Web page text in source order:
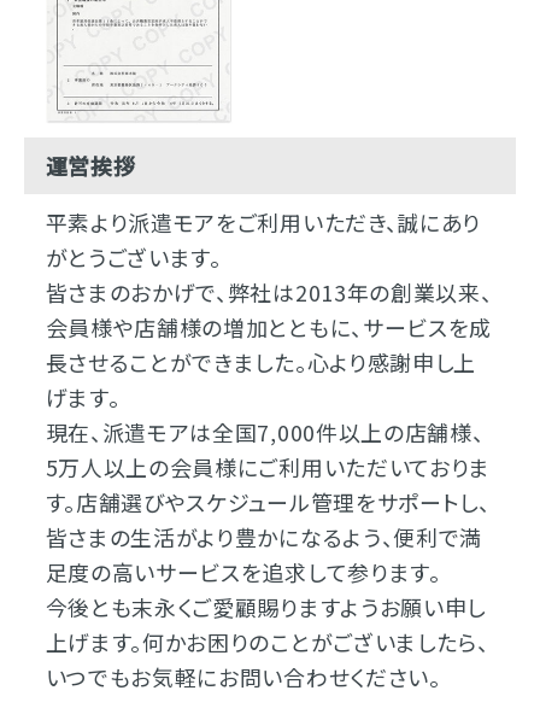
運営挨拶
平素より派遣モアをご利用いただき、誠にあり
がとうございます。
皆さまのおかげで、弊社は2013年の創業以来、
会員様や店舗様の増加とともに、サービスを成
長させることができました。心より感謝申し上
げます。
現在、派遣モアは全国7,000件以上の店舗様、
5万人以上の会員様にご利用いただいておりま
す。店舗選びやスケジュール管理をサポートし、
皆さまの生活がより豊かになるよう、便利で満
足度の高いサービスを追求して参ります。
今後とも末永くご愛顧賜りますようお願い申し
上げます。何かお困りのことがございましたら、
いつでもお気軽にお問い合わせください。